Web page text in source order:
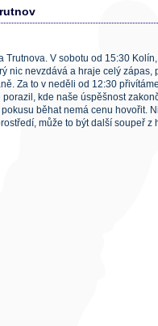
Trutnova. V sobotu od 15:30
nic nevzdává a hraje celý zápas,
Za to v neděli od 12:30
kde naše úspěšnost
běhat nemá cenu hovořit.
může to být další soupeř z